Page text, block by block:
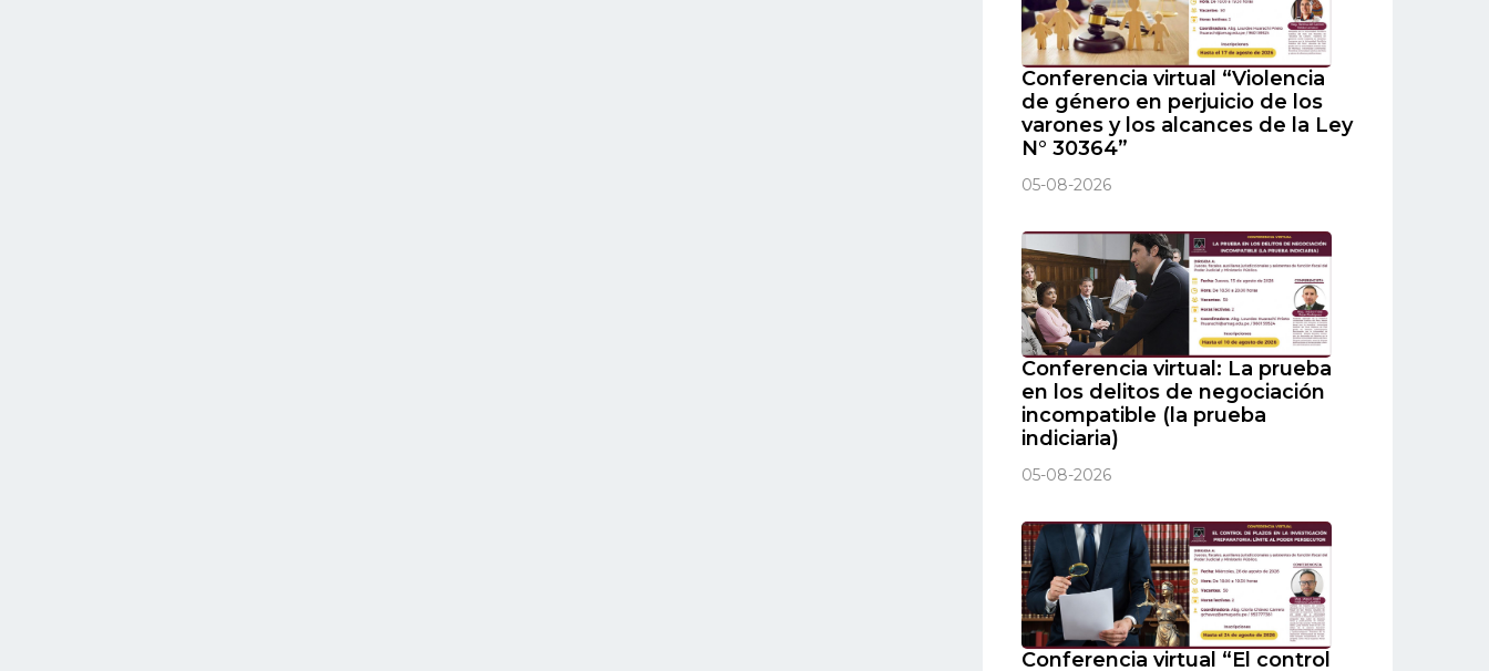
Conferencia virtual “Violencia
de género en perjuicio de los
varones y los alcances de la Ley
N° 30364”
05-08-2026
Conferencia virtual: La prueba
en los delitos de negociación
incompatible (la prueba
indiciaria)
05-08-2026
Conferencia virtual “El control